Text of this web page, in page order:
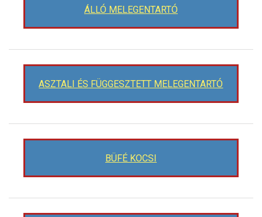
ÁLLÓ MELEGENTARTÓ
ASZTALI ÉS FÜGGESZTETT MELEGENTARTÓ
BÜFÉ KOCSI